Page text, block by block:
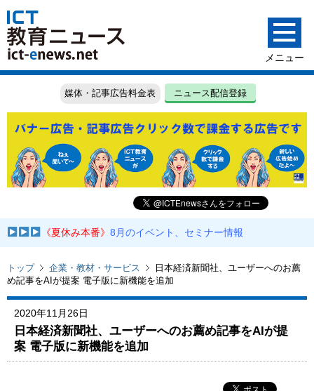
媒体・記事広告料金表 ニュース配信登録
《夏休み本番》8月のイベント、セミナー情報
トップ 企業・教材・サービス
日本経済新聞社、ユーザーへのお薦
め記事をAIが提案 電子版に新機能を追加
2020年11月26日
日本経済新聞社、ユーザーへのお薦め記事をAIが提
案 電子版に新機能を追加